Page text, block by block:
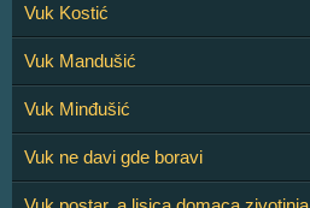
Vuk Kostić
Vuk Mandušić
Vuk Minđušić
Vuk ne davi gde boravi